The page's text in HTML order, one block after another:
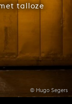
© Hugo Segers
talloze